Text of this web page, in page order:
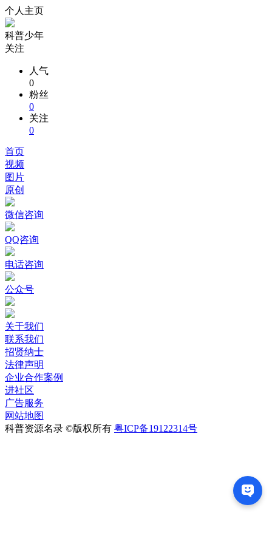
个人主页
科普少年
关注
人气
0
粉丝
0
关注
0
首页
视频
图片
原创
微信咨询
QQ咨询
电话咨询
公众号
关于我们
联系我们
招贤纳士
法律声明
企业合作案例
进社区
广告服务
网站地图
科普资源名录 ©版权所有 粤ICP备19122314号